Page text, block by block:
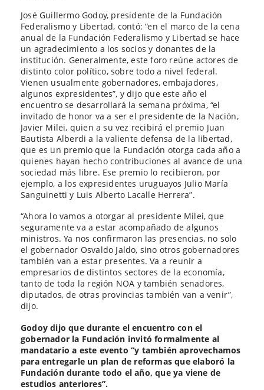
José Guillermo Godoy, presidente de la Fundación
Federalismo y Libertad, contó: “en el marco de la cena
anual de la Fundación Federalismo y Libertad se hace
un agradecimiento a los socios y donantes de la
institución. Generalmente, este foro reúne actores de
distinto color político, sobre todo a nivel federal.
Vienen usualmente gobernadores, embajadores,
algunos expresidentes”, y dijo que este año el
encuentro se desarrollará la semana próxima, “el
invitado de honor va a ser el presidente de la Nación,
Javier Milei, quien a su vez recibirá el premio Juan
Bautista Alberdi a la valiente defensa de la libertad,
que es un premio que la Fundación otorga cada año a
quienes hayan hecho contribuciones al avance de una
sociedad más libre. Ese premio lo recibieron, por
ejemplo, a los expresidentes uruguayos Julio María
Sanguinetti y Luis Alberto Lacalle Herrera”.
“Ahora lo vamos a otorgar al presidente Milei, que
seguramente va a estar acompañado de algunos
ministros. Ya nos confirmaron las presencias, no solo
el gobernador Osvaldo Jaldo, sino otros gobernadores
también van a estar presentes. Va a reunir a
empresarios de distintos sectores de la economía,
tanto de toda la región NOA y también senadores,
diputados, de otras provincias también van a venir”,
dijo.
Godoy dijo que durante el encuentro con el
gobernador la Fundación invitó formalmente al
mandatario a este evento “y también aprovechamos
para entregarle un plan de reformas que elaboró la
Fundación durante todo el año, que ya viene de
estudios anteriores”.